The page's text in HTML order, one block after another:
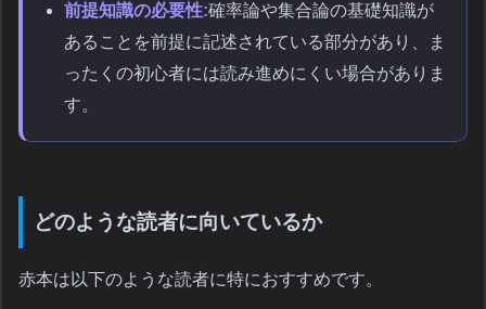
前提知識の必要性:確率論や集合論の基礎知識が
あることを前提に記述されている部分があり、ま
ったくの初心者には読み進めにくい場合がありま
す。
どのような読者に向いているか
赤本は以下のような読者に特におすすめです。